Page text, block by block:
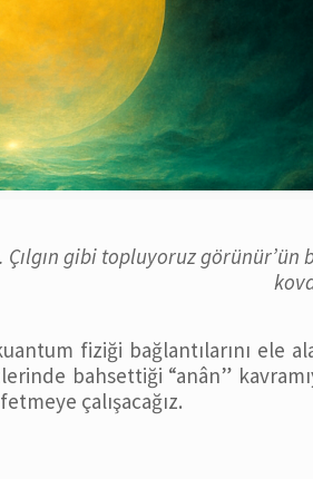
gibi topluyoruz görünür’ün
fiziği bağlantılarını ele
bahsettiği “anân”
çalışacağız.